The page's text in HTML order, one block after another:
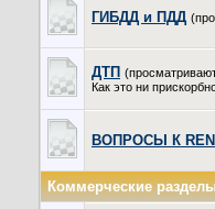
ГИБДД и ПДД
ДТП
Как это ни
ВОПРОСЫ К
Коммерческие